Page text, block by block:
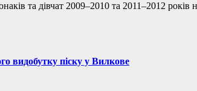
та дівчат 2009–2010 та 2011–2012
видобутку піску у Вилкове